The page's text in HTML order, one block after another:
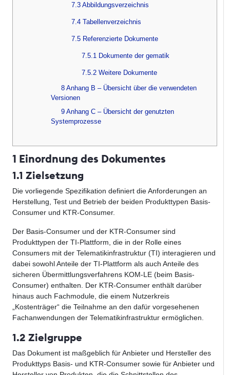
7.3 Abbildungsverzeichnis
7.4 Tabellenverzeichnis
7.5 Referenzierte Dokumente
7.5.1 Dokumente der gematik
7.5.2 Weitere Dokumente
8 Anhang B – Übersicht über die verwendeten
Versionen
9 Anhang C – Übersicht der genutzten
Systemprozesse
1 Einordnung des Dokumentes
1.1 Zielsetzung
Die vorliegende Spezifikation definiert die Anforderungen an
Herstellung, Test und Betrieb der beiden Produkttypen Basis-
Consumer und KTR-Consumer.
Der Basis-Consumer und der KTR-Consumer sind
Produkttypen der TI-Plattform, die in der Rolle eines
Consumers mit der Telematikinfrastruktur (TI) interagieren und
dabei sowohl Anteile der TI-Plattform als auch Anteile des
sicheren Übermittlungsverfahrens KOM-LE (beim Basis-
Consumer) enthalten. Der KTR-Consumer enthält darüber
hinaus auch Fachmodule, die einem Nutzerkreis
„Kostenträger“ die Teilnahme an den dafür vorgesehenen
Fachanwendungen der Telematikinfrastruktur ermöglichen.
1.2 Zielgruppe
Das Dokument ist maßgeblich für Anbieter und Hersteller des
Produkttyps Basis- und KTR-Consumer sowie für Anbieter und